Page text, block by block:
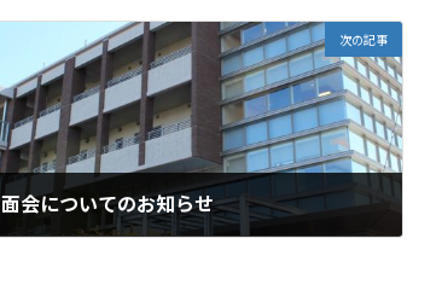
次の記事
面会についてのお知らせ